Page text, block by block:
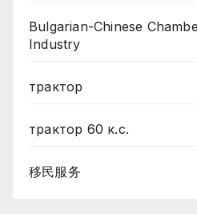
Bulgarian-Chinese
Industry
трактор
трактор 60 к.с.
移民服务